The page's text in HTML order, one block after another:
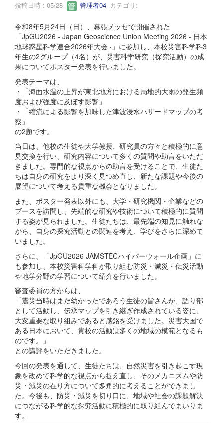
投稿日時 : 05/28 管理者04 カテゴリ:
令和8年5月24日（日）、幕張メッセで開催された
「JpGU2026 - Japan Geoscience Union Meeting 2026 - 日本
地球惑星科学連合2026年大会 -」に参加し、本校災害科学科3
年生の2グループ（4名）が、災害科学研究（探究活動）の成
果についてポスター発表を行いました。
発表テーマは、
・「海面水温の上昇が東北地方における局地的大雨の発生頻
度および強度に及ぼす影響」
・「縮流による影響を加味した津波浸水ハザードマップの考
察」
の2題です。
当日は、他校の生徒や大学教授、研究員の方々と積極的に意
見交換を行い、研究内容について多くの質問や助言をいただ
きました。専門的な視点からの助言を受けることで、生徒た
ちは自身の研究をより深く見つめ直し、新たな課題や今後の
展望について考える貴重な機会となりました。
また、ポスター発表以外にも、大学・研究機関・企業などの
ブースを訪問し、先端的な研究や技術について積極的に質問
する姿が見られました。生徒たちは、最先端の知見に触れな
がら、自身の探究活動との関連を考え、学びをさらに深めて
いました。
さらに、「JpGU2026 JAMSTECハイパーウォール企画」に
も参加し、本校災害科学科が取り組む防災・減災・伝災活動
や地学分野の学習について紹介を行いました。
審査委員の方からは、
「震災当時はまだ幼かったであろう生徒の皆さんが、語り部
として活動し、伝承マップを引き継ぎ作成されている姿に、
大変重要な取り組みであると感銘を受けました。災害大国で
ある日本において、貴校の活動は多くの地域の模範となるも
のです。」
との講評をいただきました。
今回の発表を通して、生徒たちは、自然災害を引き起こす現
象を改めて科学的な視点から捉え直し、そのメカニズムや防
災・減災の在り方について多角的に考えることができまし
た。今後も、防災・減災を切り口に、地域や社会の課題解決
につながる科学的な探究活動に積極的に取り組んでまいりま
す。